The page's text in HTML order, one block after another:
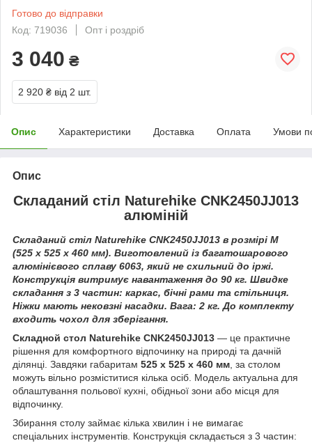
Готово до відправки
Код: 719036
Опт і роздріб
3 040 ₴
2 920 ₴ від 2 шт.
Опис Характеристики Доставка Оплата Умови
Опис
Складаний стіл Naturehike CNK2450JJ013
алюміній
Складаний стіл Naturehike CNK2450JJ013 в розмірі M
(525 х 525 х 460 мм). Виготовлений із багатошарового
алюмінієвого сплаву 6063, який не схильний до іржі.
Конструкція витримує навантаження до 90 кг. Швидке
складання з 3 частин: каркас, бічні рами та стільниця.
Ніжки мають нековзні насадки. Вага: 2 кг. До комплекту
входить чохол для зберігання.
Складной стол Naturehike CNK2450JJ013 — це практичне
рішення для комфортного відпочинку на природі та дачній
ділянці. Завдяки габаритам 525 х 525 х 460 мм, за столом
можуть вільно розміститися кілька осіб. Модель актуальна для
облаштування польової кухні, обідньої зони або місця для
відпочинку.
Збирання столу займає кілька хвилин і не вимагає
спеціальних інструментів. Конструкція складається з 3 частин: